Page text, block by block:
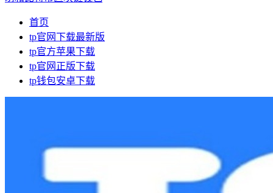
首页
tp官网下载最新版
tp官方苹果下载
tp官网正版下载
tp钱包安卓下载